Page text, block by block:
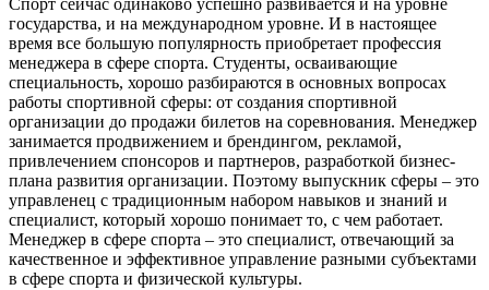
Спорт сейчас одинаково успешно развивается и на уровне
государства, и на международном уровне. И в настоящее
время все большую популярность приобретает профессия
менеджера в сфере спорта. Студенты, осваивающие
специальность, хорошо разбираются в основных вопросах
работы спортивной сферы: от создания спортивной
организации до продажи билетов на соревнования. Менеджер
занимается продвижением и брендингом, рекламой,
привлечением спонсоров и партнеров, разработкой бизнес-
плана развития организации. Поэтому выпускник сферы – это
управленец с традиционным набором навыков и знаний и
специалист, который хорошо понимает то, с чем работает.
Менеджер в сфере спорта – это специалист, отвечающий за
качественное и эффективное управление разными субъектами
в сфере спорта и физической культуры.